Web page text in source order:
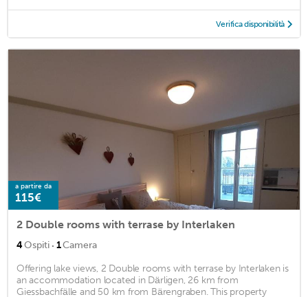
Verifica disponibilità
a partire da
115€
2 Double rooms with terrase by Interlaken
4Ospiti · 1Camera
Offering lake views, 2 Double rooms with terrase by Interlaken is
an accommodation located in Därligen, 26 km from
Giessbachfälle and 50 km from Bärengraben. This property